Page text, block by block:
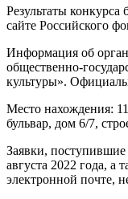
Результаты
сайте Российского
Информация об
общественно-
культуры».
Место нахождения:
бульвар, дом 6/7,
Заявки, поступившие
августа 2022 года, а
электронной почте,